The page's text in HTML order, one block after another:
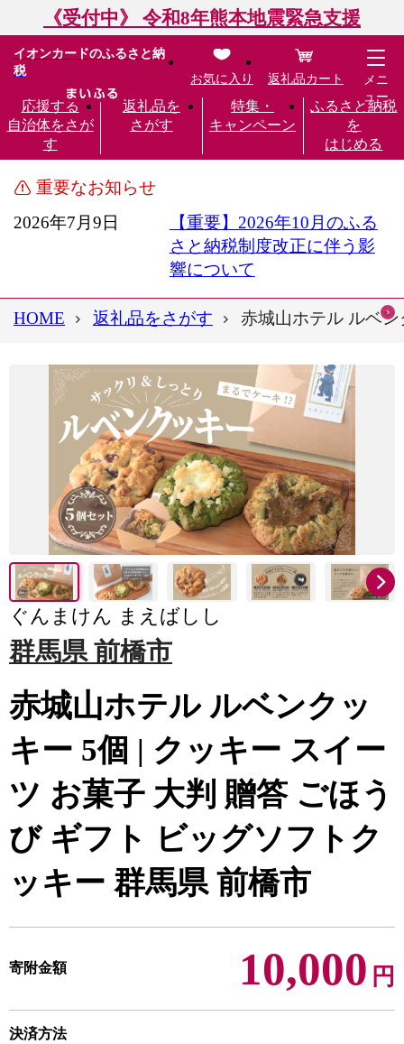
《受付中》 令和8年熊本地震緊急支援
イオンカードのふるさと納
税
応援する
自治体をさが
す
返礼品を
さがす
特集・
キャンペーン
ふるさと納税
を
はじめる
お気に入り 返礼品カート
メニ
ュー
重要なお知らせ
2026年7月9日
【重要】2026年10月のふる
さと納税制度改正に伴う影
響について
HOME 返礼品をさがす 赤城山ホテル ルベ
ぐんまけん まえばしし
群馬県 前橋市
赤城山ホテル ルベンクッ
キー 5個 | クッキー スイー
ツ お菓子 大判 贈答 ごほう
び ギフト ビッグソフトク
ッキー 群馬県 前橋市
寄附金額 10,000 円
決済方法